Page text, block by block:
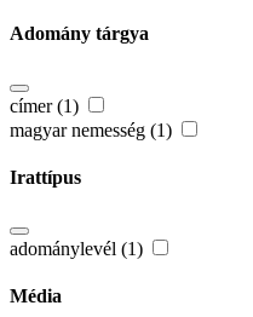
Adomány tárgya
címer (1)
magyar nemesség (1)
Irattípus
adománylevél (1)
Média